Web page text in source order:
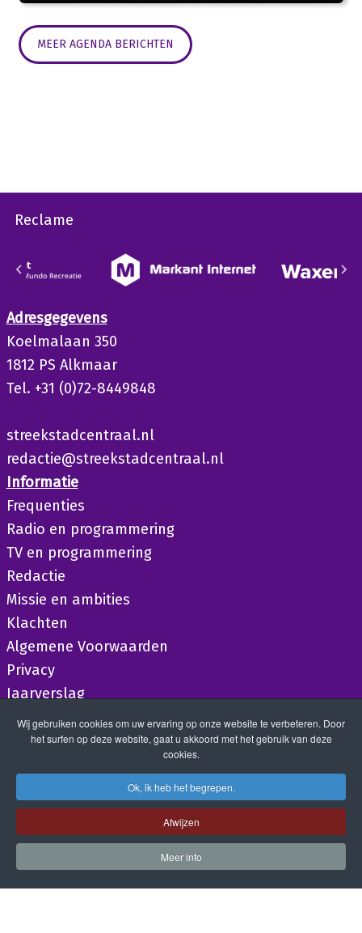
MEER AGENDA BERICHTEN
Reclame
Adresgegevens
Koelmalaan 350
1812 PS Alkmaar
Tel. +31 (0)72-8449848
streekstadcentraal.nl
redactie@streekstadcentraal.nl
Informatie
Frequenties
Radio en programmering
TV en programmering
Redactie
Missie en ambities
Klachten
Algemene Voorwaarden
Privacy
Jaarverslag
Wij gebruiken cookies om uw ervaring op onze website te verbeteren. Door
het surfen op deze website, gaat u akkoord met het gebruik van deze
cookies.
Ok, ik heb het begrepen.
Afwijzen
Meer info